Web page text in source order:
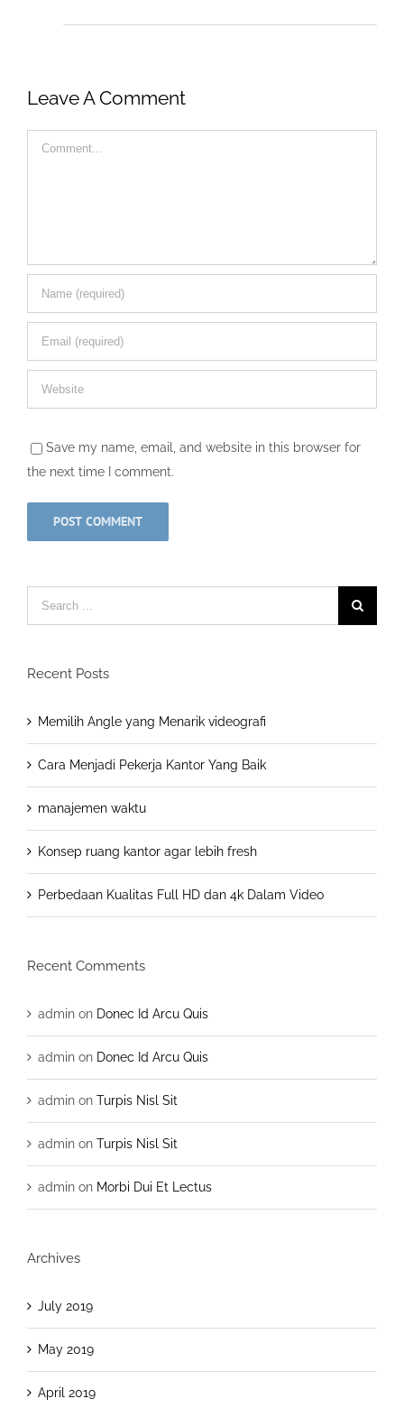
Leave A Comment
Comment
Save my name, email, and website in this browser for
the next time I comment.
Search
for:
Recent Posts
Memilih Angle yang Menarik videografi
Cara Menjadi Pekerja Kantor Yang Baik
manajemen waktu
Konsep ruang kantor agar lebih fresh
Perbedaan Kualitas Full HD dan 4k Dalam Video
Recent Comments
admin on Donec Id Arcu Quis
admin on Donec Id Arcu Quis
admin on Turpis Nisl Sit
admin on Turpis Nisl Sit
admin on Morbi Dui Et Lectus
Archives
July 2019
May 2019
April 2019